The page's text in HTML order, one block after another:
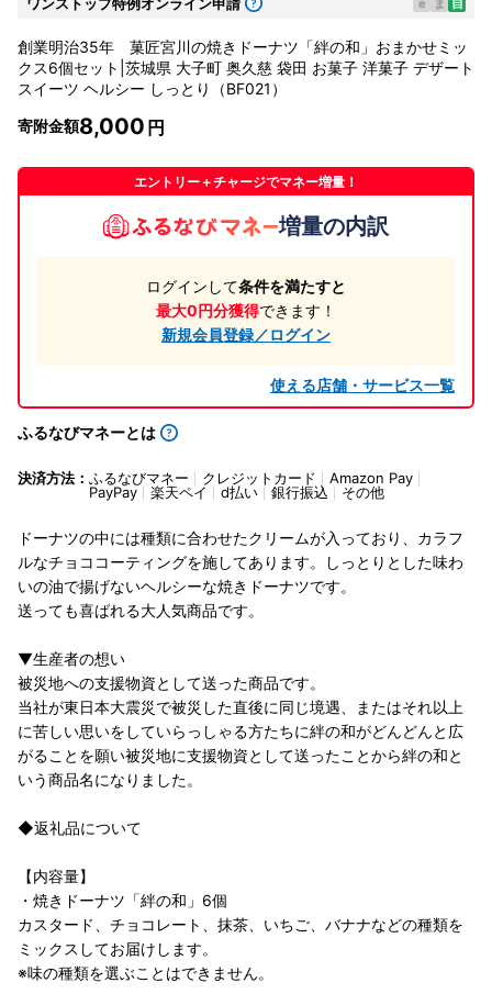
ワンストップ特例オンライン申請
創業明治35年 菓匠宮川の焼きドーナツ「絆の和」おまかせミッ
クス6個セット|茨城県 大子町 奥久慈 袋田 お菓子 洋菓子 デザート
スイーツ ヘルシー しっとり（BF021）
寄附金額8,000
エントリー＋チャージでマネー増量！
増量の内訳
ログインして条件を満たすと
最大0円分獲得できます！
新規会員登録／ログイン
使える店舗・サービス一覧
ふるなびマネーとは
決済方法： ふるなびマネー クレジットカード
Amazon Pay
PayPay
楽天ペイ d払い 銀行振込 その他
ドーナツの中には種類に合わせたクリームが入っており、カラフ
ルなチョココーティングを施してあります。しっとりとした味わ
いの油で揚げないヘルシーな焼きドーナツです。
送っても喜ばれる大人気商品です。
▼生産者の想い
被災地への支援物資として送った商品です。
当社が東日本大震災で被災した直後に同じ境遇、またはそれ以上
に苦しい思いをしていらっしゃる方たちに絆の和がどんどんと広
がることを願い被災地に支援物資として送ったことから絆の和と
いう商品名になりました。
◆返礼品について
【内容量】
・焼きドーナツ「絆の和」6個
カスタード、チョコレート、抹茶、いちご、バナナなどの種類を
ミックスしてお届けします。
※味の種類を選ぶことはできません。